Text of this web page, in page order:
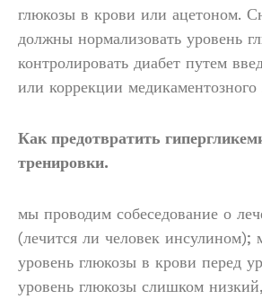
глюкозы в крови или ацетоном.
должны нормализовать уровень
контролировать диабет путем
или коррекции медикаментозного
Как предотвратить
тренировки.
мы проводим собеседование о
(лечится ли человек инсулином);
уровень глюкозы в крови перед
уровень глюкозы слишком